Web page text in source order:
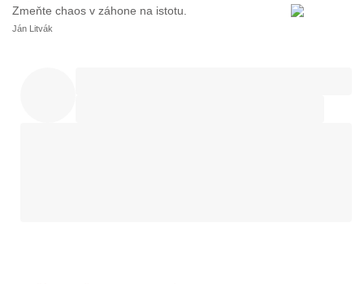
Zmeňte chaos v záhone na istotu.
Ján Litvák